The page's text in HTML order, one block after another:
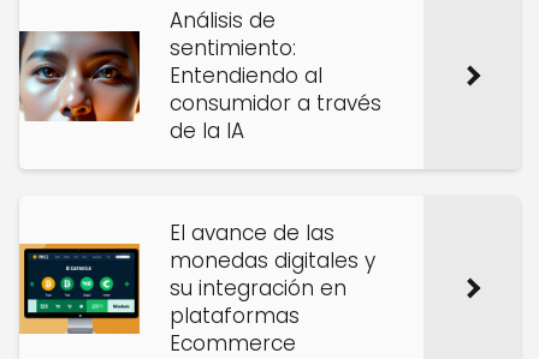
Análisis de
sentimiento:
Entendiendo al
consumidor a través
de la IA
El avance de las
monedas digitales y
su integración en
plataformas
Ecommerce